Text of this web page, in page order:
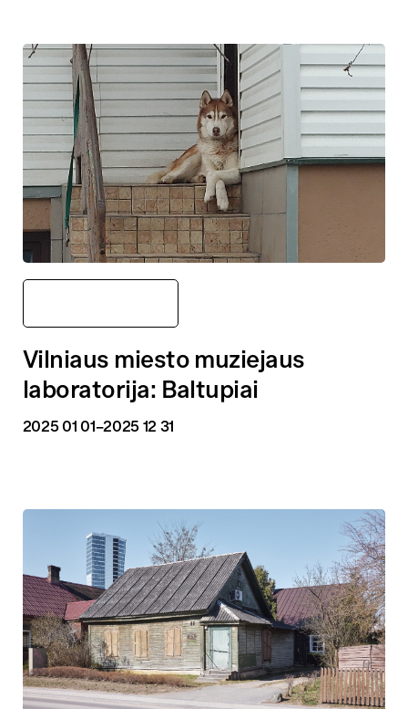
Vilniaus miesto muziejaus
laboratorija: Baltupiai
2025 01 01–2025 12 31